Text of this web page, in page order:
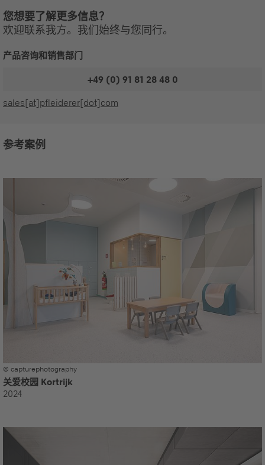
您想要了解更多信息？
欢迎联系我方。我们始终与您同行。
产品咨询和销售部门
+49 (0) 91 81 28 48 0
sales[at]pfleiderer[dot]com
参考案例
© capturephotography
关爱校园 Kortrijk
2024